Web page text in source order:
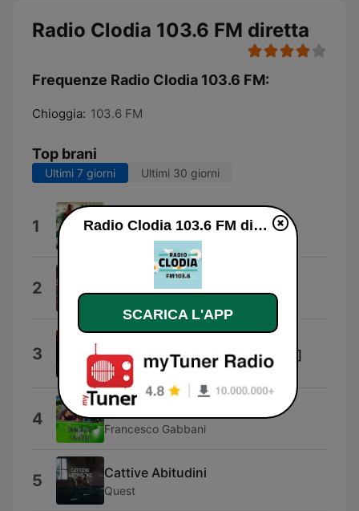
Radio Clodia 103.6 FM diretta
Frequenze Radio Clodia 103.6 FM:
Chioggia: 103.6 FM
Top brani
Ultimi 7 giorni Ultimi 30 giorni
1 Por el suelo
2 Tame Impala
3
Don't Wanna Go Home (Don't
Wanna Go Home) [Instrumental]
DJ ReDo
4 Estate
Francesco Gabbani
5 Cattive Abitudini
Quest
Radio Clodia 103.6 FM diretta
SCARICA L'APP